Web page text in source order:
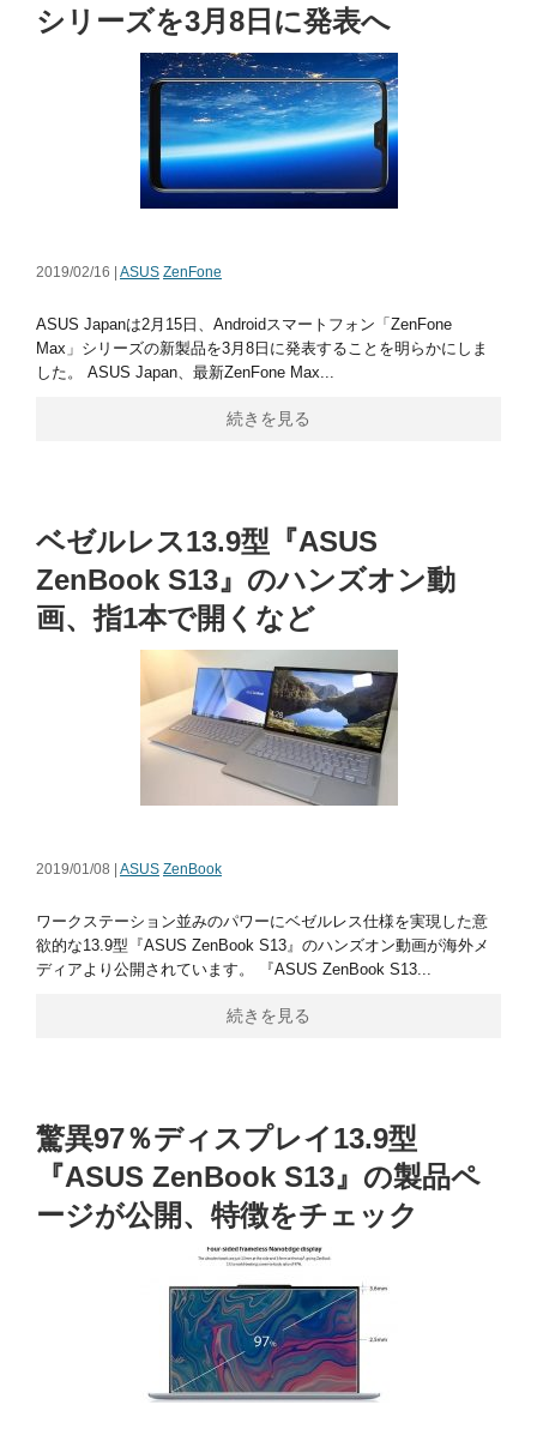
シリーズを3月8日に発表へ
2019/02/16 | ASUS ZenFone
ASUS Japanは2月15日、Androidスマートフォン「ZenFone
Max」シリーズの新製品を3月8日に発表することを明らかにしま
した。 ASUS Japan、最新ZenFone Max...
続きを見る
ベゼルレス13.9型『ASUS
ZenBook S13』のハンズオン動
画、指1本で開くなど
2019/01/08 | ASUS ZenBook
ワークステーション並みのパワーにベゼルレス仕様を実現した意
欲的な13.9型『ASUS ZenBook S13』のハンズオン動画が海外メ
ディアより公開されています。 『ASUS ZenBook S13...
続きを見る
驚異97％ディスプレイ13.9型
『ASUS ZenBook S13』の製品ペ
ージが公開、特徴をチェック